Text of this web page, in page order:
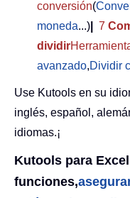
conversión(
moneda...) 7
dividir
avanzado,Dividir
Use Kutools en su
inglés, español,
idiomas.¡
Kutools para
funciones,